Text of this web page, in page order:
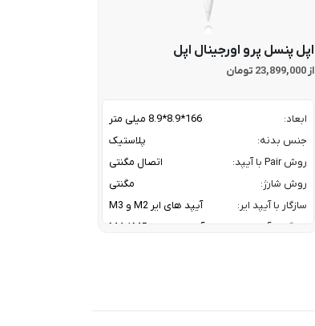
اپل پنسل پرو اورجینال اپل
از 23,899,000 تومان
ابعاد:
166*8.9*8.9 میلی متر
جنس بدنه:
پلاستیک
روش Pair با آیپد:
اتصال مگنتی
روش شارژ:
مگنتی
سازگار با آیپد ایر:
آیپد های ایر M2 و M3
سازگار با آیپد پرو:
آیپد پرو های M4 / M5